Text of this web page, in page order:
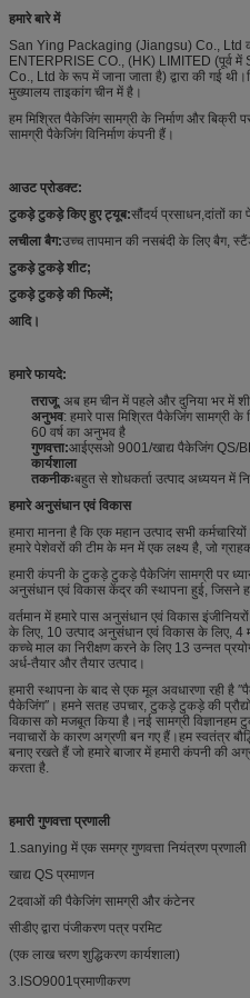
हमारे बारे में
San Ying Packaging (Jiangsu) Co., Ltd
ENTERPRISE CO., (HK) LIMITED (पूर्व
Co., Ltd के रूप में जाना जाता है) द्वारा की गई
मुख्यालय ताइकांग चीन में है।
हम मिश्रित पैकेजिंग सामग्री के निर्माण और
सामग्री पैकेजिंग विनिर्माण कंपनी हैं।
आउट प्रोडक्ट:
टुकड़े टुकड़े किए हुए ट्यूब:सौंदर्य प्रसाधन,दांतों
लचीला बैग:उच्च तापमान की नसबंदी के लिए बैग,
टुकड़े टुकड़े शीट;
टुकड़े टुकड़े की फिल्में;
आदि।
हमारे फायदे:
तराजू: अब हम चीन में पहले और दुनिया भर में
अनुभव: हमारे पास मिश्रित पैकेजिंग सामग्री
60 वर्ष का अनुभव है
गुणवत्ता:आईएसओ 9001/खाद्य पैकेजिंग QS/
कार्यशाला
तकनीकःबहुत से शोधकर्ता उत्पाद अध्ययन में
हमारे अनुसंधान एवं विकास
हमारा मानना है कि एक महान उत्पाद सभी
हमारे पेशेवरों की टीम के मन में एक लक्ष्य है, जो
हमारी कंपनी के टुकड़े टुकड़े पैकेजिंग सामग्री पर
अनुसंधान एवं विकास केंद्र की स्थापना हुई, जिसने
वर्तमान में हमारे पास अनुसंधान एवं विकास
के लिए, 10 उत्पाद अनुसंधान एवं विकास के लिए,
कच्चे माल का निरीक्षण करने के लिए 13 उन्नत
अर्ध-तैयार और तैयार उत्पाद।
हमारी स्थापना के बाद से एक मूल अवधारणा रही है
पैकेजिंग′′। हमने सतह उपचार, टुकड़े टुकड़े की
विकास को मजबूत किया है।नई सामग्री
नवाचारों के कारण अग्रणी बन गए हैं।हम स्वतंत्र
बनाए रखते हैं जो हमारे बाजार में हमारी कंपनी की
करता है.
हमारी गुणवत्ता प्रणाली
1.sanying में एक समग्र गुणवत्ता नियंत्रण प्रणाली
खाद्य QS प्रमाणन
2दवाओं की पैकेजिंग सामग्री और कंटेनर
सीडीए द्वारा पंजीकरण पत्र परमिट
(एक लाख चरण शुद्धिकरण कार्यशाला)
3.ISO9001प्रमाणीकरण